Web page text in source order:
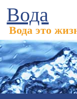
Вода
Вода это